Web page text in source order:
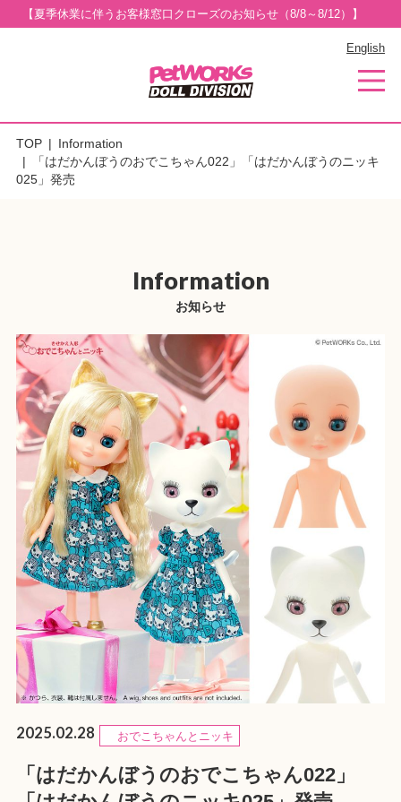
【夏季休業に伴うお客様窓口クローズのお知らせ（8/8～8/12）】
English
TOP
Information
「はだかんぼうのおでこちゃん022」「はだかんぼうのニッキ
025」発売
Information
お知らせ
2025.02.28 おでこちゃんとニッキ
「はだかんぼうのおでこちゃん022」